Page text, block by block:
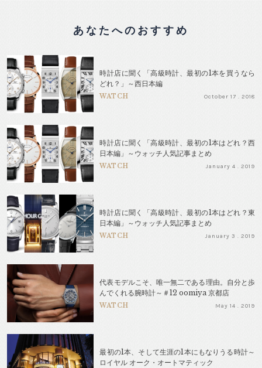
あなたへのおすすめ
時計店に聞く「高級時計、最初の1本を買うなら
どれ？」～西日本編
WATCH October 17 . 2018
時計店に聞く「高級時計、最初の1本はどれ？西
日本編」～ウォッチ人気記事まとめ
WATCH January 4 . 2019
時計店に聞く「高級時計、最初の1本はどれ？東
日本編」～ウォッチ人気記事まとめ
WATCH January 3 . 2019
代表モデルこそ、唯一無二である理由。自分と歩
んでくれる腕時計～＃12 oomiya 京都店
WATCH May 14 . 2019
最初の1本、そして生涯の1本にもなりうる時計～
ロイヤル オーク・オートマティック